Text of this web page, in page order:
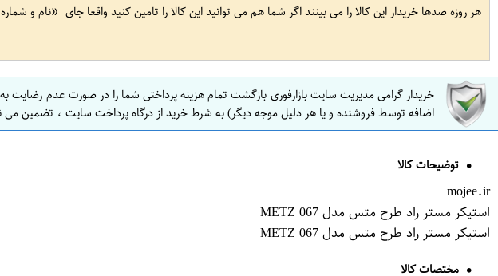
هر روزه صدها خریدار این کالا را می بینند اگر شما هم می توانید این کالا را تامین کنید واقعا جای
نام و
خریدار گرامی مدیریت سایت بازارفوری بازگشت تمام هزینه پرداختی شما را در صورت عدم
اضافه توسط فروشنده و یا هر دلیل موجه دیگر) به شرط خرید از درگاه پرداخت سایت ، تضمین می
توضیحات کالا
mojee.ir
استیکر مستر راد طرح متس مدل METZ 067
استیکر مستر راد طرح متس مدل METZ 067
مختصات کالا